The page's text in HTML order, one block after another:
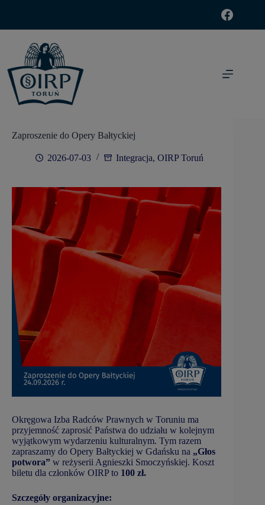
Zaproszenie do Opery Bałtyckiej
2026-07-03 Integracja, OIRP Toruń
Okręgowa Izba Radców Prawnych w Toruniu ma
przyjemność zaprosić Państwa do udziału w kolejnym
wyjątkowym wydarzeniu kulturalnym. Tym razem
zapraszamy do Opery Bałtyckiej w Gdańsku na „Głos
potwora” w reżyserii Agnieszki Smoczyńskiej. Koszt
biletu dla członków OIRP to 100 zł.
Szczegóły organizacyjne: